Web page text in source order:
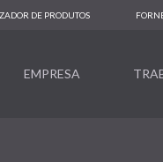
DE PRODUTOS
EMPRESA